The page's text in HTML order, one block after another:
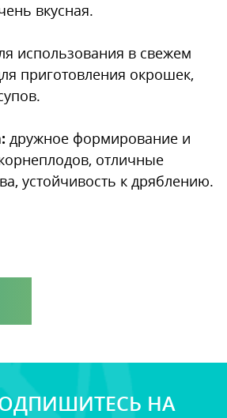
вкусная.
использования в свежем
приготовления окрошек,
дружное формирование и
отличные
устойчивость к дряблению.
НА